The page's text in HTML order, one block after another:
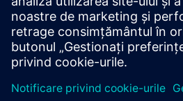
Brendan M., client de întreprindere
Citiți recenzia G2